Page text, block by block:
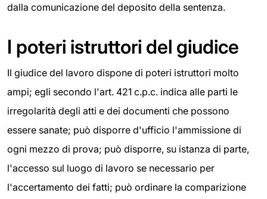
dalla comunicazione del deposito della sentenza.
I poteri istruttori del giudice
Il giudice del lavoro dispone di poteri istruttori molto
ampi; egli secondo l'art. 421 c.p.c. indica alle parti le
irregolarità degli atti e dei documenti che possono
essere sanate; può disporre d'ufficio l'ammissione di
ogni mezzo di prova; può disporre, su istanza di parte,
l'accesso sul luogo di lavoro se necessario per
l'accertamento dei fatti; può ordinare la comparizione